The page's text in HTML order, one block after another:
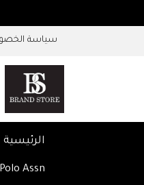
سياسة
الرئيسية
Assn